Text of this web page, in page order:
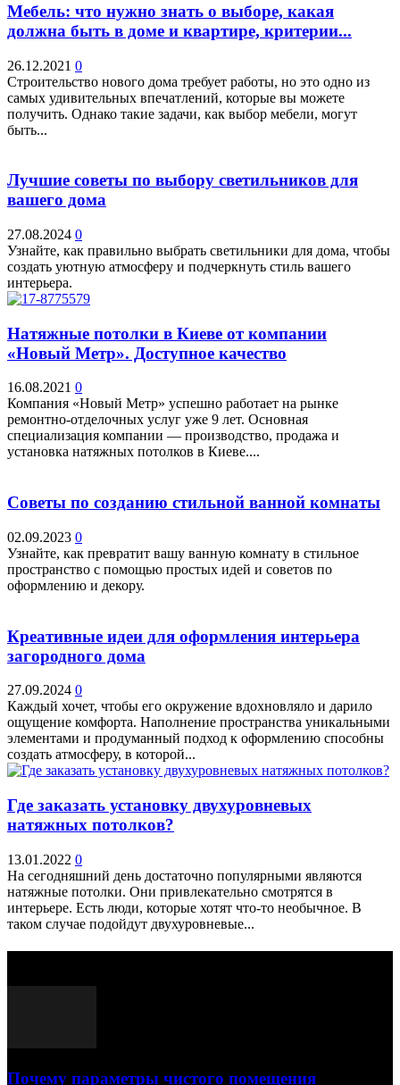
Мебель: что нужно знать о выборе, какая
должна быть в доме и квартире, критерии...
26.12.2021 0
Строительство нового дома требует работы, но это одно из
самых удивительных впечатлений, которые вы можете
получить. Однако такие задачи, как выбор мебели, могут
быть...
Лучшие советы по выбору светильников для
вашего дома
27.08.2024 0
Узнайте, как правильно выбрать светильники для дома, чтобы
создать уютную атмосферу и подчеркнуть стиль вашего
интерьера.
Натяжные потолки в Киеве от компании
«Новый Метр». Доступное качество
16.08.2021 0
Компания «Новый Метр» успешно работает на рынке
ремонтно-отделочных услуг уже 9 лет. Основная
специализация компании — производство, продажа и
установка натяжных потолков в Киеве....
Советы по созданию стильной ванной комнаты
02.09.2023 0
Узнайте, как превратит вашу ванную комнату в стильное
пространство с помощью простых идей и советов по
оформлению и декору.
Креативные идеи для оформления интерьера
загородного дома
27.09.2024 0
Каждый хочет, чтобы его окружение вдохновляло и дарило
ощущение комфорта. Наполнение пространства уникальными
элементами и продуманный подход к оформлению способны
создать атмосферу, в которой...
Где заказать установку двухуровневых
натяжных потолков?
13.01.2022 0
На сегодняшний день достаточно популярными являются
натяжные потолки. Они привлекательно смотрятся в
интерьере. Есть люди, которые хотят что-то необычное. В
таком случае подойдут двухуровневые...
Почему параметры чистого помещения